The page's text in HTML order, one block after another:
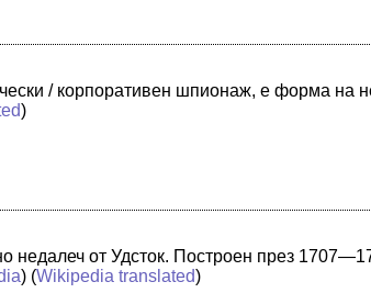
/ корпоративен шпионаж, е форма на
)
от Удсток. Построен през
) (Wikipedia translated)